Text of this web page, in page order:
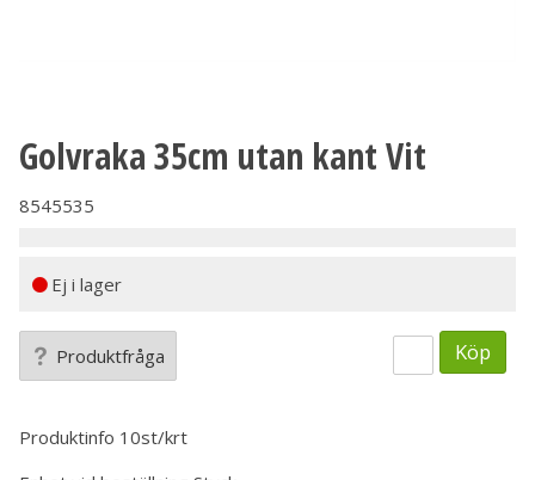
Golvraka 35cm utan kant Vit
8545535
Ej i lager
Produktfråga Köp
Produktinfo 10st/krt